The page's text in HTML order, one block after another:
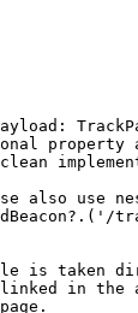
property
also use